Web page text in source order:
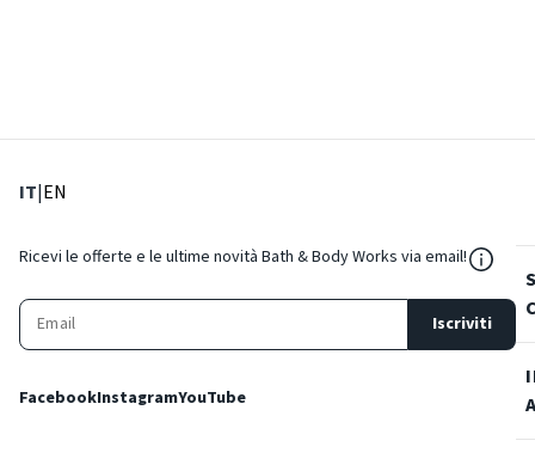
IT: Lingua corrente
|EN
Ricevi le offerte e le ultime novità Bath & Body Works via email!
Iscriviti
FacebookInstagramYouTube